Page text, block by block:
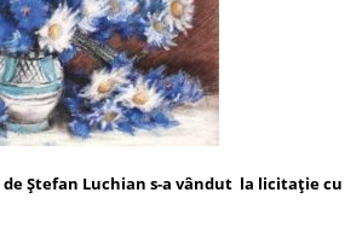
de Ştefan Luchian s-a vândut la licitație cu